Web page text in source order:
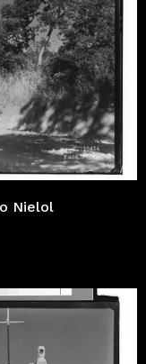
Nielol